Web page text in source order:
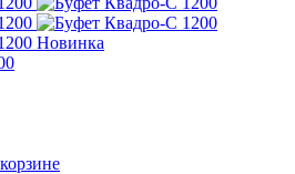
Новинка